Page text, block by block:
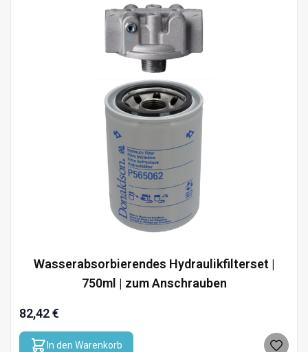
Wasserabsorbierendes Hydraulikfilterset |
750ml | zum Anschrauben
82,42 €
In den Warenkorb